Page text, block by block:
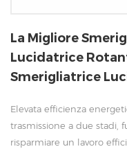
La Migliore
Lucidatrice
Smerigliatrice
Elevata efficienza
trasmissione a due stadi,
risparmiare un lavoro